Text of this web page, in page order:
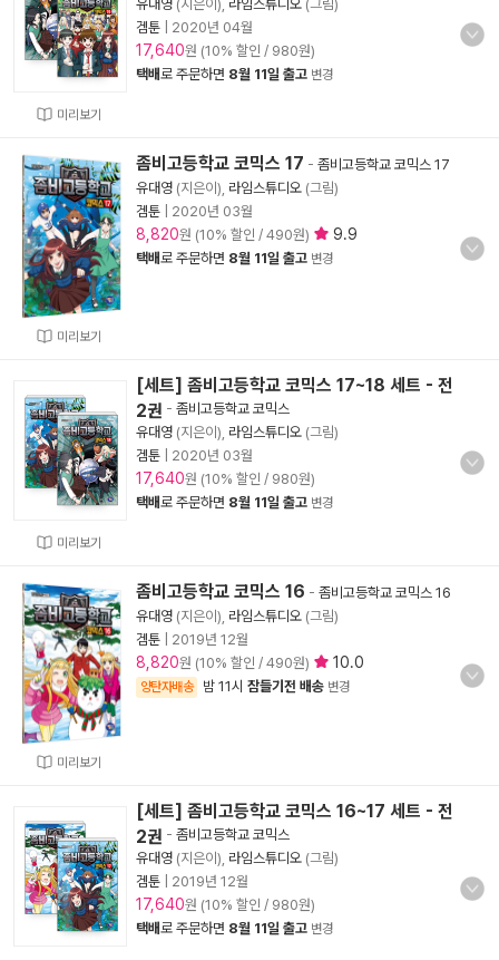
미리보기
유대영 (지은이), 라임스튜디오 (그림)
겜툰
2020년 04월
17,640원 (10% 할인 / 980원)
택배로 주문하면 8월 11일 출고 변경
미리보기
좀비고등학교 코믹스 17 - 좀비고등학교 코믹스 17
유대영 (지은이), 라임스튜디오 (그림)
겜툰
2020년 03월
8,820원 (10% 할인 / 490원) 9.9
택배로 주문하면 8월 11일 출고 변경
미리보기
[세트] 좀비고등학교 코믹스 17~18 세트 - 전
2권 - 좀비고등학교 코믹스
유대영 (지은이), 라임스튜디오 (그림)
겜툰
2020년 03월
17,640원 (10% 할인 / 980원)
택배로 주문하면 8월 11일 출고 변경
미리보기
좀비고등학교 코믹스 16 - 좀비고등학교 코믹스 16
유대영 (지은이), 라임스튜디오 (그림)
겜툰
2019년 12월
8,820원 (10% 할인 / 490원) 10.0
양탄자배송 밤 11시 잠들기전 배송 변경
[세트] 좀비고등학교 코믹스 16~17 세트 - 전
2권 - 좀비고등학교 코믹스
유대영 (지은이), 라임스튜디오 (그림)
겜툰
2019년 12월
17,640원 (10% 할인 / 980원)
택배로 주문하면 8월 11일 출고 변경